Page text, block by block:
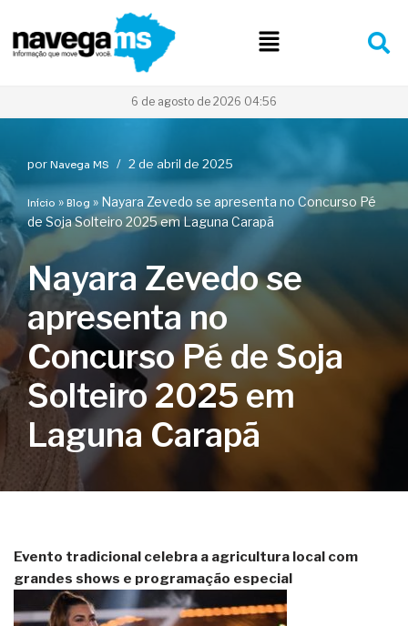
Pular
para
6 de agosto de 2026 04:56
por Navega MS 2 de abril de 2025
Início » Blog » Nayara Zevedo se apresenta no Concurso Pé
de Soja Solteiro 2025 em Laguna Carapã
Nayara Zevedo se
apresenta no
Concurso Pé de Soja
Solteiro 2025 em
Laguna Carapã
Evento tradicional celebra a agricultura local com
grandes shows e programação especial